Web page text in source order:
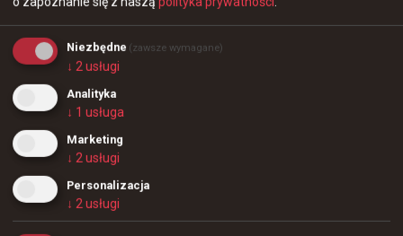
48 3
-3
Niezbędne (zawsze wymagane)
↓ 2usługi
Analityka
↓ 1 usługa
Marketing
↓ 2usługi
Personalizacja
↓ 2usługi